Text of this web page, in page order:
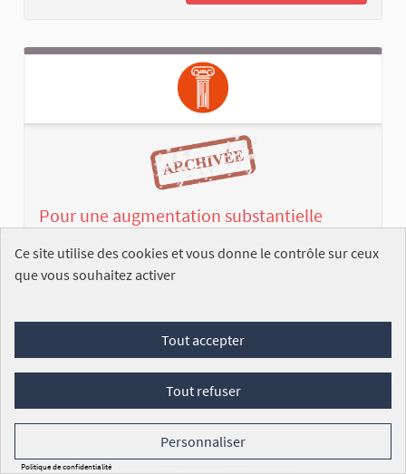
Pour une augmentation substantielle
Compte utilisateur supprimé
pour personne, les enseignants français sont mal
payés, très mal payés, et c...
Commission des affaires culturelles et de l'éducation
DÉCOUVREZ LA PÉTITION
Ce site utilise des cookies et vous donne le contrôle sur ceux
que vous souhaitez activer
Tout accepter
Tout refuser
Personnaliser
Politique de confidentialité